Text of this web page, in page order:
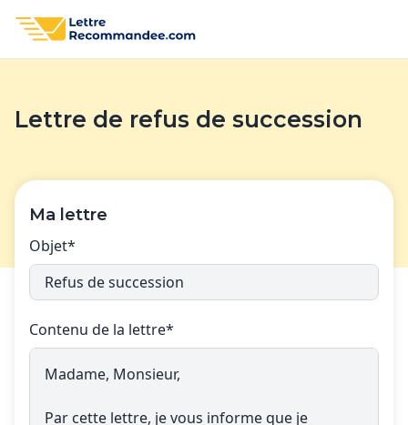
Lettre de refus de succession
Ma lettre
Objet*
Contenu de la lettre*